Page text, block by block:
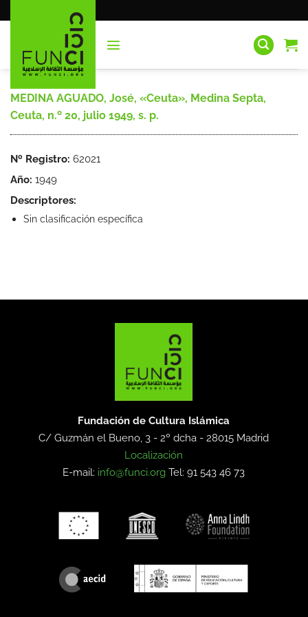
al
MEDINA AGUADO, José, «Ceuta», Medina Septa,
Ceuta, n.º 20, julio 1949, s. p.
Nº Registro: 62021
Año: 1949
Descriptores:
Sin clasificación específica
Fundación de Cultura Islámica
C/ Guzmán el Bueno, 3 - 2º dcha -28015 Madrid
Localización
E-mail: info@funci.org Tel: 91 543 46 73